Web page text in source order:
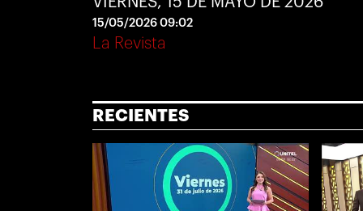
15/05/2026 09:02
La Revista
RECIENTES